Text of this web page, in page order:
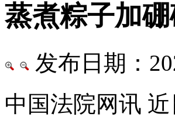
蒸煮粽子加
发布日期：
中国法院网讯